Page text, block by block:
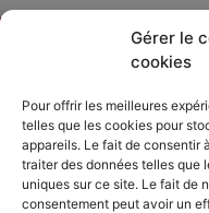
Gérer le
cookies
Pour offrir les meilleures
telles que les cookies pour
appareils. Le fait de consentir
traiter des données telles que
uniques sur ce site. Le fait de
consentement peut avoir un
Les compositeurs
Le répertoire